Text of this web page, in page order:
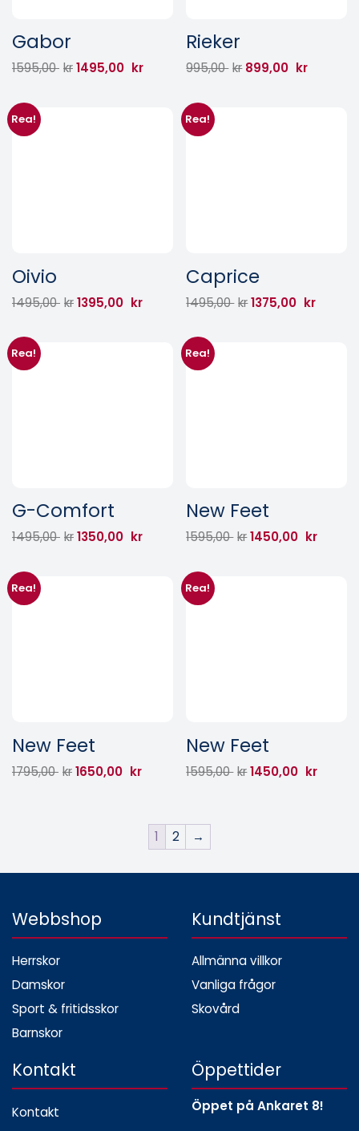
Gabor
1595,00 kr1495,00 kr
Rieker
995,00 kr 899,00 kr
Rea!
Oivio
1495,00 kr1395,00 kr
Rea!
Caprice
1495,00 kr1375,00 kr
Rea!
G-Comfort
1495,00 kr1350,00 kr
Rea!
New Feet
1595,00 kr1450,00 kr
Rea!
New Feet
1795,00 kr1650,00 kr
Rea!
New Feet
1595,00 kr1450,00 kr
1 2 →
Webbshop
Herrskor
Damskor
Sport & fritidsskor
Barnskor
Kundtjänst
Allmänna villkor
Vanliga frågor
Skovård
Kontakt
Kontakt
Öppettider
Öppet på Ankaret 8!